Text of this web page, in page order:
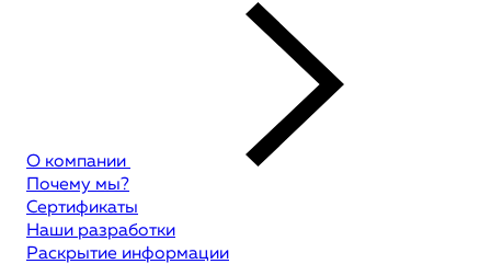
О компании
Почему мы?
Сертификаты
Наши разработки
Раскрытие информации